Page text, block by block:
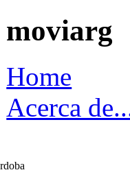
moviarg
Home
Acerca